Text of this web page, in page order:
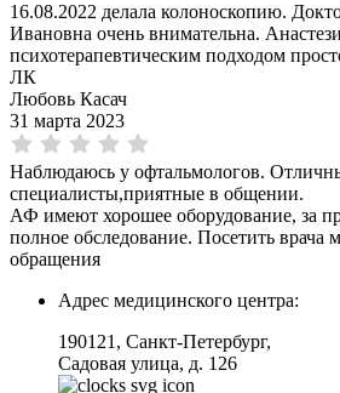
16.08.2022 делала колоноскопию.
Ивановна очень внимательна.
психотерапевтическим подходом
ЛК
Любовь Касач
31 марта 2023
Наблюдаюсь у офтальмологов.
специалисты,приятные в общении.
АФ имеют хорошее оборудование, за
полное обследование. Посетить врача
обращения
Адрес медицинского центра:
190121, Санкт-Петербург,
Садовая улица, д. 126